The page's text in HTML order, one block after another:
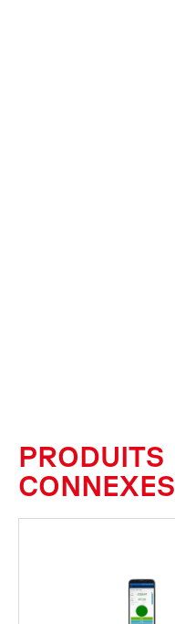
PRODUITS
CONNEXES